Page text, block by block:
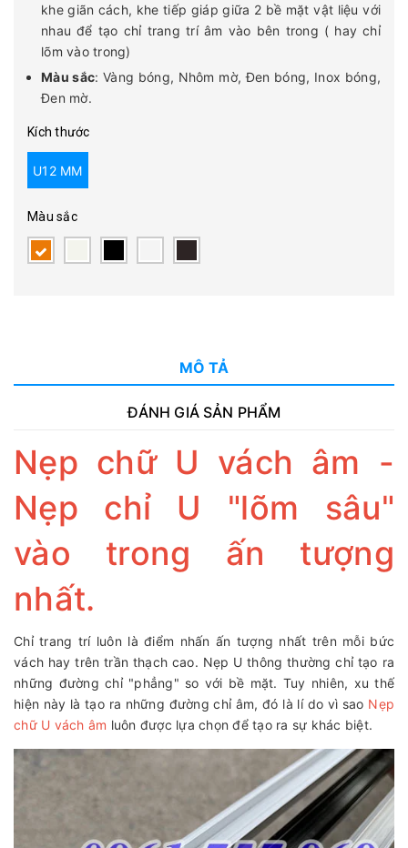
khe giãn cách, khe tiếp giáp giữa 2 bề mặt vật liệu với
nhau để tạo chỉ trang trí âm vào bên trong ( hay chỉ
lõm vào trong)
Màu sắc: Vàng bóng, Nhôm mờ, Đen bóng, Inox bóng,
Đen mờ.
Kích thước
U12 MM
Màu sắc
MÔ TẢ
ĐÁNH GIÁ SẢN PHẨM
Nẹp chữ U vách âm -
Nẹp chỉ U "lõm sâu"
vào trong ấn tượng
nhất.
Chỉ trang trí luôn là điểm nhấn ấn tượng nhất trên mỗi bức
vách hay trên trần thạch cao. Nẹp U thông thường chỉ tạo ra
những đường chỉ "phẳng" so với bề mặt. Tuy nhiên, xu thế
hiện này là tạo ra những đường chỉ âm, đó là lí do vì sao Nẹp
chữ U vách âm luôn được lựa chọn để tạo ra sự khác biệt.